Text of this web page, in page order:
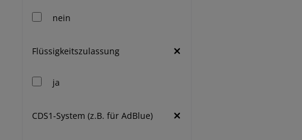
nein
Flüssigkeitszulassung
ja
CDS1-System (z.B. für AdBlue)